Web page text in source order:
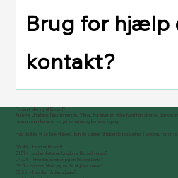
Brug for hjælp
kontakt?
Forvirret eller ny til Discord?
Autisme Ungdoms Næstforperson, Viktor, har lavet en video hvori han viser og
hvordan man kommer ind på serveren og kommer i gang.
Hvis du ikke vil se hele videoen, kan du springe til følgende tidspunkter i videoen, for at se
00:46 - Hvad er Discord?
01:51 - Hvad er Autisme Ungdoms Discord server?
04:04 - Hvordan opretter jeg en Discord konto?
05:11 - Hvordan bliver jeg en del af jeres server?
05:58 - Hvordan får jeg adgang?